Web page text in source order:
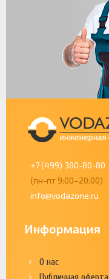
+7 (499) 380-80-80
(пн-пт 9:00–20:00)
info@vodazone.ru
Информация
О нас